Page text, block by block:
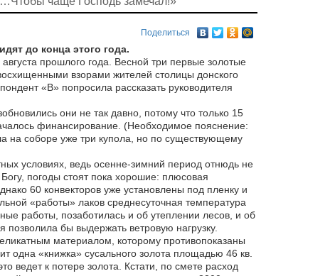
Поделиться
до конца этого года.
прошлого года. Весной три первые золотые
взорами жителей столицы донского
«В» попросила рассказать руководителя
они не так давно, потому что только 15
финансирование. (Необходимое пояснение:
на соборе уже три купола, но по существующему
условиях, ведь осенне-зимний период отнюдь не
погоды стоят пока хорошие: плюсовая
60 конвекторов уже установлены под пленку и
«работы» лаков среднесуточная температура
работы, позаботилась и об утеплении лесов, и об
бы выдержать ветровую нагрузку.
материалом, которому противопоказаны
одна «книжка» сусального золота площадью 46 кв.
ведет к потере золота. Кстати, по смете расход